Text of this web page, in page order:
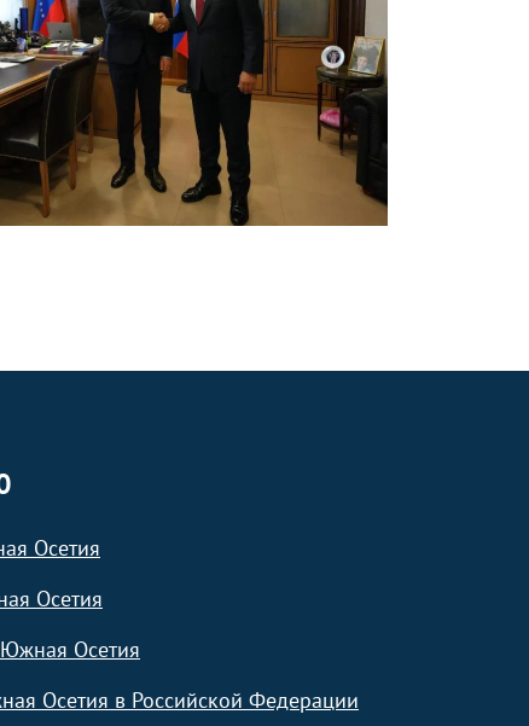
Осетия
Осетия
Южная Осетия
Осетия в Российской Федерации